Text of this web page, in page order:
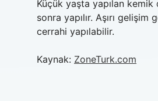
Küçük yaşta yapılan
sonra yapılır. Aşırı
cerrahi yapılabilir.
Kaynak: ZoneTurk.com